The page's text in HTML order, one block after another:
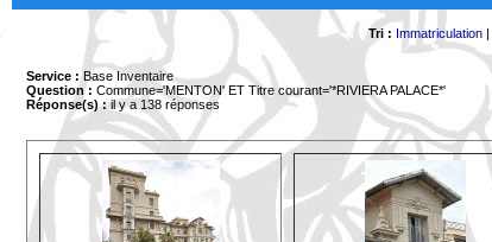
Tri : Immatriculation|
Service : Base Inventaire
Question : Commune='MENTON' ET Titre courant='*RIVIERA PALACE*'
Réponse(s) :il y a 138 réponses